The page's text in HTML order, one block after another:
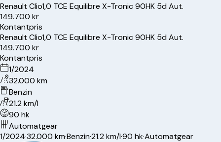
Renault Clio1,0 TCE Equilibre X-Tronic 90HK 5d Aut.
149.700 kr
Kontantpris
Renault Clio1,0 TCE Equilibre X-Tronic 90HK 5d Aut.
149.700 kr
Kontantpris
1/2024
32.000 km
Benzin
21.2 km/l
90 hk
Automatgear
1/2024·32.000 km·Benzin·21.2 km/l·90 hk·Automatgear